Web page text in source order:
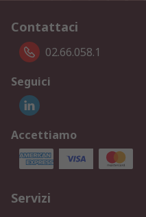
Contattaci
02.66.058.1
Seguici
Accettiamo
Servizi